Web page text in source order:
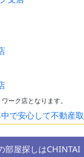
ーク店となります。
で安心して不動産
部屋探しはCHINTAI